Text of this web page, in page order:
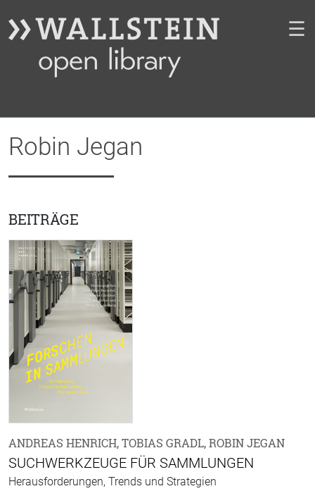
☰
Robin Jegan
BEITRÄGE
ANDREAS HENRICH, TOBIAS GRADL, ROBIN JEGAN
SUCHWERKZEUGE FÜR SAMMLUNGEN
Herausforderungen, Trends und Strategien